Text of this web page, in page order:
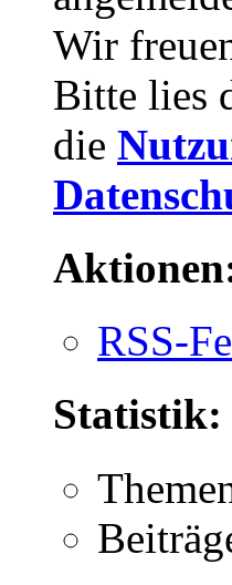
Wir
Bitte lies
die
RSS-
Statistik: